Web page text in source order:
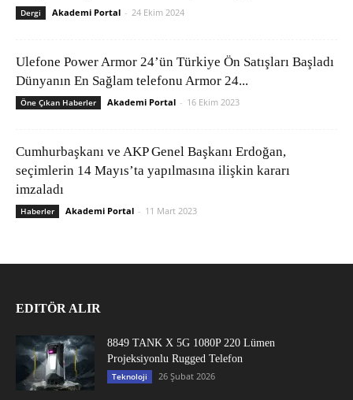
Dergi Akademi Portal - 24 Ekim 2024
Ulefone Power Armor 24’ün Türkiye Ön Satışları Başladı
Dünyanın En Sağlam telefonu Armor 24...
Öne Çıkan Haberler Akademi Portal - 16 Ekim 2023
Cumhurbaşkanı ve AKP Genel Başkanı Erdoğan,
seçimlerin 14 Mayıs’ta yapılmasına ilişkin kararı
imzaladı
Haberler Akademi Portal - 11 Mart 2023
EDITÖR ALIR
8849 TANK X 5G 1080P 220 Lümen
Projeksiyonlu Rugged Telefon
Teknoloji 26 Şubat 2026